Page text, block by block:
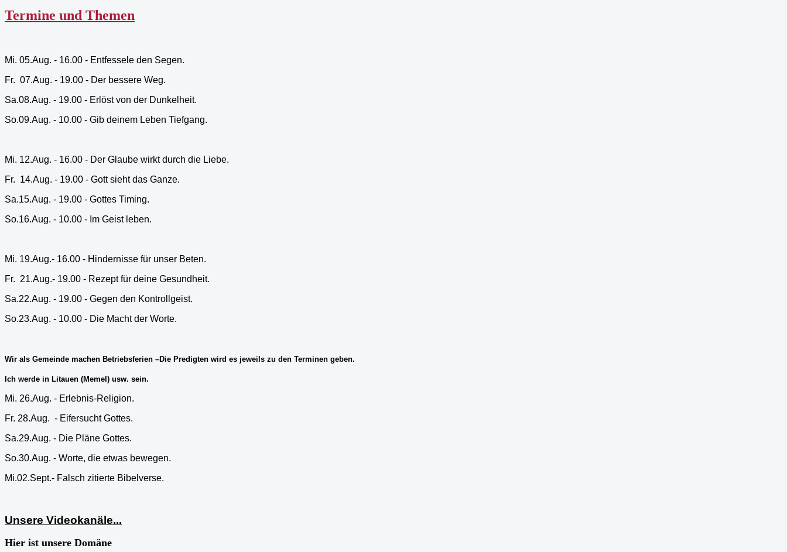
Termine und Themen
Mi. 05.Aug. - 16.00 - Entfessele den Segen.
Fr. 07.Aug. - 19.00 - Der bessere Weg.
Sa.08.Aug. - 19.00 - Erlöst von der Dunkelheit.
So.09.Aug. - 10.00 - Gib deinem Leben Tiefgang.
Mi. 12.Aug. - 16.00 - Der Glaube wirkt durch die Liebe.
Fr. 14.Aug. - 19.00 - Gott sieht das Ganze.
Sa.15.Aug. - 19.00 - Gottes Timing.
So.16.Aug. - 10.00 - Im Geist leben.
Mi. 19.Aug.- 16.00 - Hindernisse für unser Beten.
Fr. 21.Aug.- 19.00 - Rezept für deine Gesundheit.
Sa.22.Aug. - 19.00 - Gegen den Kontrollgeist.
So.23.Aug. - 10.00 - Die Macht der Worte.
Wir als Gemeinde machen Betriebsferien –Die Predigten wird es jeweils zu den Terminen geben.
Ich werde in Litauen (Memel) usw. sein.
Mi. 26.Aug. - Erlebnis-Religion.
Fr. 28.Aug. - Eifersucht Gottes.
Sa.29.Aug. - Die Pläne Gottes.
So.30.Aug. - Worte, die etwas bewegen.
Mi.02.Sept.- Falsch zitierte Bibelverse.
Unsere Videokanäle...
Hier ist unsere Domäne